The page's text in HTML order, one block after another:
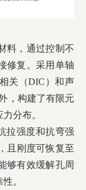
料，通过控制不
修复。采用单轴
关（DIC）和声
，构建了有限元
分布。
拉强度和抗弯强
且刚度可恢复至
够有效缓解孔周
。